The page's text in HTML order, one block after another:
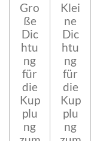
Gro
ße
Dic
htu
ng
für
die
Kup
plu
ng
Klei
ne
Dic
htu
ng
für
die
Kup
plu
ng